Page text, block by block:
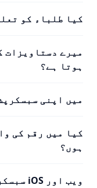
کیا طلباء کو
میرے دستاویزات
ہوتا ہے؟
میں اپنی
کیا میں رقم کی
ہوں؟
ویب اور iOS سبسکرپشن میں کیا فرق ہے؟